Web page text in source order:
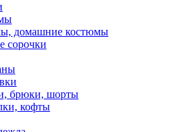
домашние костюмы
сорочки
брюки, шорты
кофты